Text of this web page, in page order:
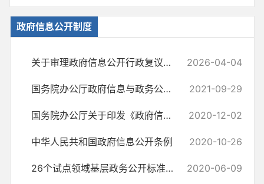
政府信息公开制度
关于审理政府信息公开行政复议案件若干问题的指导意见 2026-04-04
国务院办公厅政府信息与政务公开办公室关于印发《中华人民共和国政府信... 2021-09-29
国务院办公厅关于印发《政府信息公开 信息处理费管理办法》的通知 2020-12-02
中华人民共和国政府信息公开条例 2020-10-26
26个试点领域基层政务公开标准目录汇编 2020-06-09